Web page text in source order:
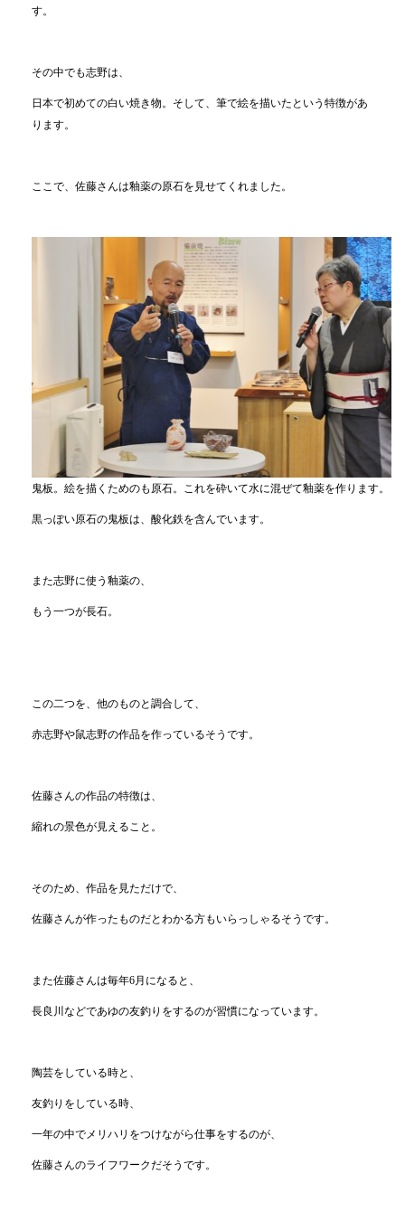
す。
その中でも志野は、
日本で初めての白い焼き物。そして、筆で絵を描いたという特徴があ
ります。
ここで、佐藤さんは釉薬の原石を見せてくれました。
鬼板。絵を描くためのも原石。これを砕いて水に混ぜて釉薬を作ります。
黒っぽい原石の鬼板は、酸化鉄を含んでいます。
また志野に使う釉薬の、
もう一つが長石。
この二つを、他のものと調合して、
赤志野や鼠志野の作品を作っているそうです。
佐藤さんの作品の特徴は、
縮れの景色が見えること。
そのため、作品を見ただけで、
佐藤さんが作ったものだとわかる方もいらっしゃるそうです。
また佐藤さんは毎年6月になると、
長良川などであゆの友釣りをするのが習慣になっています。
陶芸をしている時と、
友釣りをしている時、
一年の中でメリハリをつけながら仕事をするのが、
佐藤さんのライフワークだそうです。